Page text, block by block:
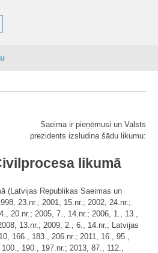
Saeima ir pieņēmusi un Valsts
prezidents izsludina šādu likumu:
likumā
(Latvijas Republikas Saeimas un
23.nr.; 2001, 15.nr.; 2002, 24.nr.;
20.nr.; 2005, 7., 14.nr.; 2006, 1., 13.,
13.nr.; 2009, 2., 6., 14.nr.; Latvijas
166., 183., 206.nr.; 2011, 16., 95.,
190., 197.nr.; 2013, 87., 112.,